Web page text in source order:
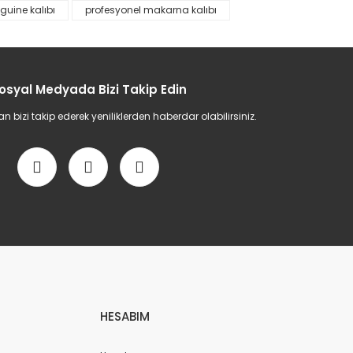
kalıbı profesyonel makarna kalıbı
Medyada Bizi Takip Edin
bizi takip ederek yeniliklerden haberdar olabilirsiniz.
HESABIM